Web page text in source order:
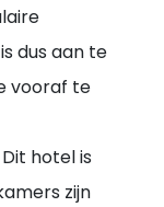
dus aan te
vooraf te
Dit hotel is
zijn